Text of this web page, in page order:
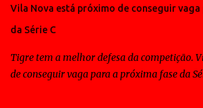
Vila Nova está próximo de conseguir
da Série C
Tigre tem a melhor defesa da competição.
de conseguir vaga para a próxima fase da